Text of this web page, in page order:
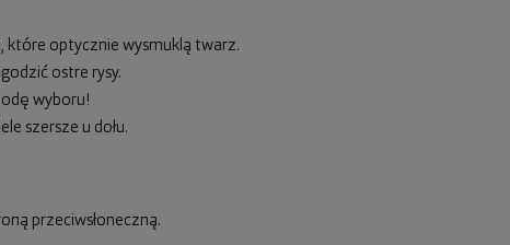
które optycznie wysmuklą twarz.
ostre rysy.
wyboru!
szersze u dołu.
przeciwsłoneczną.